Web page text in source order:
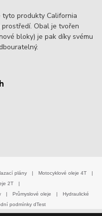
tyto produkty California
Obal je tvořen
bloky) je pak díky svému
plány | Motocyklové oleje 4T
|
2T
|
| Průmyslové oleje |
Hydraulické
podmínky dTest